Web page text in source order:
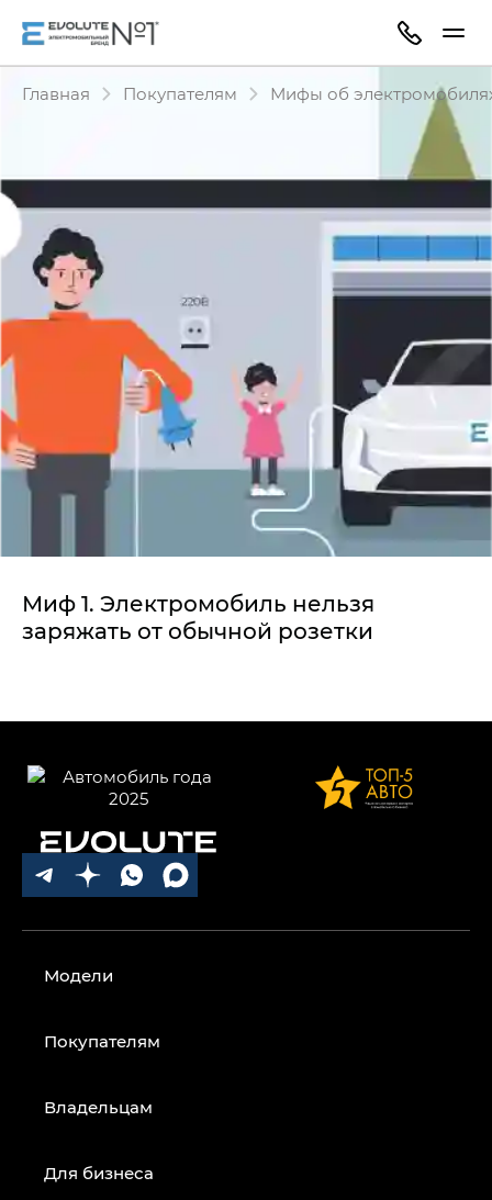
Главная Покупателям Мифы об
Миф 1. Электромобиль нельзя
заряжать от обычной розетки
Модели
Покупателям
Владельцам
Для бизнеса